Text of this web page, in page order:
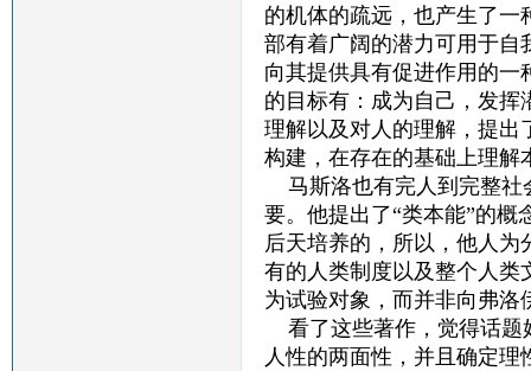
的机体的疏远，也产生了一
部有着广阔的潜力可用于自
向其提供具有促进作用的一
的目标有：成为自己，发挥
理解以及对人的理解，提
构建，在存在的基础上理解
马斯洛也有完人到完整社
要。他提出了“类本能”的
后天培养的，所以，他人
有的人类制度以及整个人类
为试验对象，而并非向弗洛
看了这些著作，觉得话题
人性的两面性，并且确定